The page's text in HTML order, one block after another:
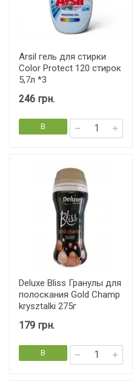
Arsil гель для стирки
Color Protect 120 стирок
5,7л *3
246 грн.
В
корзину
Deluxe Bliss Гранулы для
полоскания Gold Champ
krysztalki 275г
179 грн.
В
корзину